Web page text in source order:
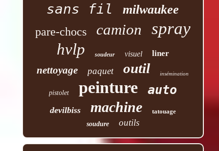
sans fil milwaukee
pare-chocs camion spray
hvlp soudeur visuel liner
nettoyage paquet outil insémination
pistolet peinture auto
devilbiss machine
tatouage
soudure
outils